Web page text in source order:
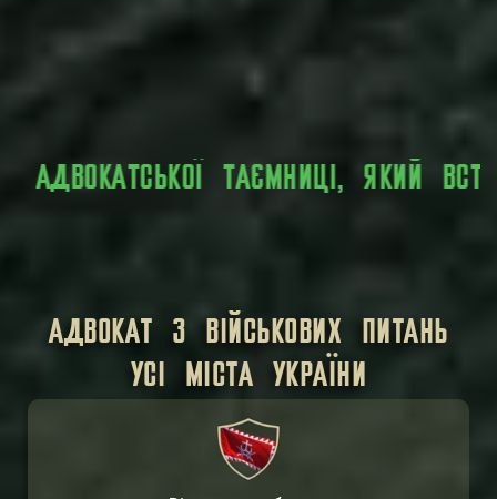
ОСОБИСТА ІНФОРМАЦІЯ, ЯКУ ВИ
АДВОКАТ З ВІЙСЬКОВИХ ПИТАНЬ
УСІ МІСТА УКРАЇНИ